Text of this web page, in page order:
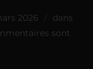
2026
dans
sont